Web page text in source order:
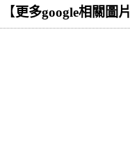
【 更多google相關圖片